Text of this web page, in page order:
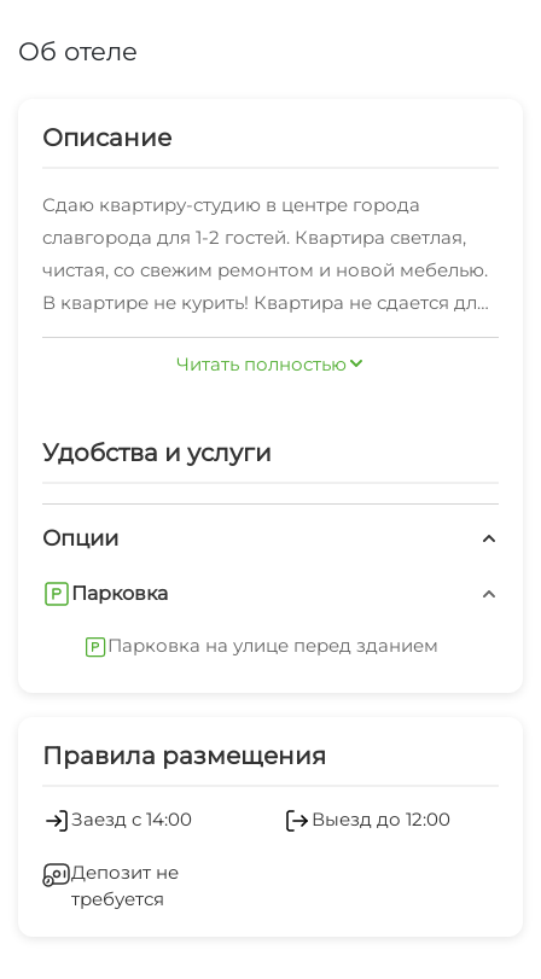
Об отеле
Описание
Сдаю квартиру-студию в центре города
славгорода для 1-2 гостей. Квартира светлая,
чистая, со свежим ремонтом и новой мебелью.
В квартире не курить! Квартира не сдается для
проведения вечеринок и гостям до 21 года.
Выезд до 12. 00. Заселение 14. 00. Или по
евро» сдаётся на минимальный срок от 1 суток.
Читать полностью
Удобства и услуги
Опции
Парковка
Парковка на улице перед зданием
Правила размещения
Заезд с 14:00 Выезд до 12:00
Депозит не
требуется